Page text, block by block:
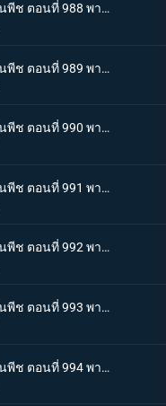
One piece วันพีช ตอนที่ 988 พากย์ไทย กำลังเสริมมาถึง! หัวหน้าหน่วยกลุ่มโจรสลัดหนวดขาว
One piece วันพีช ตอนที่ 989 พากย์ไทย คำสาบานของบุรุษ! บราคิโอ้แทงก์สู้ดุเดือด
One piece วันพีช ตอนที่ 990 พากย์ไทย ฟ้าสนั่น 8 ทิศ! ลูกชายไคโดปรากฏตัว
One piece วันพีช ตอนที่ 991 พากย์ไทย เป็นศัตรูหรือเป็นมิตร? ลูฟี่กับยามาโตะ
One piece วันพีช ตอนที่ 992 พากย์ไทย อยากจะเป็นโอเด้ง ความรู้สึกของยามาโตะ
One piece วันพีช ตอนที่ 993 พากย์ไทย ระเบิด! พันธนาการที่มัดอิสระของยามาโตะ
One piece วันพีช ตอนที่ 994 พากย์ไทย ปลอกดาบแดงดวลกันตัวต่อตัว คิคุโนะโจ ปะทะ คันจูโร่